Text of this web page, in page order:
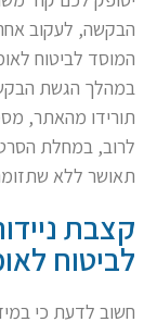
הבקשה, לעקוב
המוסד לביטוח
במהלך הגשת
תורידו מהאתר,
לרוב, במחלת
תאושר ללא
קצבת
לביטוח
חשוב לדעת כי